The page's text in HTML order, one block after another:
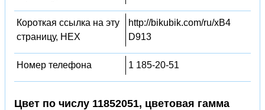
Короткая ссылка на эту
страницу, HEX
http://bikubik.com/ru/xB4
D913
Номер телефона 1 185-20-51
Цвет по числу 11852051, цветовая гамма